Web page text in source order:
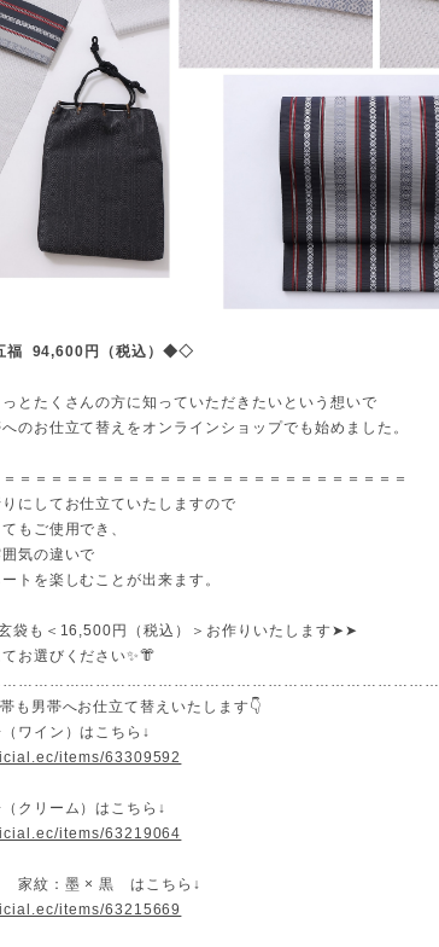
94,600円（税込）◆◇
とたくさんの方に知っていただきたいという想いで
のお仕立て替えをオンラインショップでも始めました。
＝＝＝＝＝＝＝＝＝＝＝＝＝＝＝＝＝＝＝＝＝＝＝＝＝
にしてお仕立ていたしますので
もご使用でき、
気の違いで
トを楽しむことが出来ます。
袋も＜16,500円（税込）＞お作りいたします➤➤
お選びください✨👘
も男帯へお仕立て替えいたします👇
ワイン）はこちら↓
items/63309592
クリーム）はこちら↓
items/63219064
紋：墨 × 黒 はこちら↓
items/63215669